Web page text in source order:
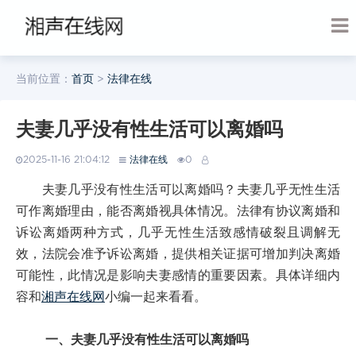
当前位置： 首页 > 法律在线
夫妻几乎没有性生活可以离婚吗
2025-11-16 21:04:12 法律在线 0
夫妻几乎没有性生活可以离婚吗？夫妻几乎无性生活
可作离婚理由，能否离婚视具体情况。法律有协议离婚和
诉讼离婚两种方式，几乎无性生活致感情破裂且调解无
效，法院会准予诉讼离婚，提供相关证据可增加判决离婚
可能性，此情况是影响夫妻感情的重要因素。具体详细内
容和湘声在线网小编一起来看看。
一、夫妻几乎没有性生活可以离婚吗